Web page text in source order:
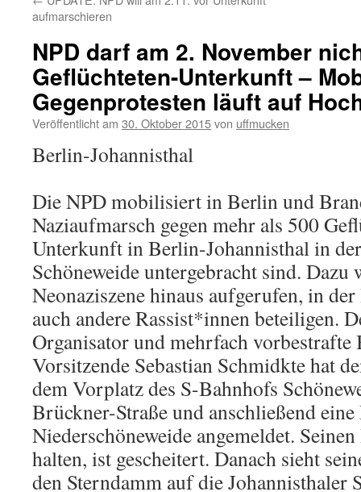
aufmarschieren
NPD darf am 2. November
Geflüchteten-Unterkunft –
Gegenprotesten läuft auf
Veröffentlicht am 30. Oktober 2015von uffmucken
Berlin-Johannisthal
Die NPD mobilisiert in Berlin und
Naziaufmarsch gegen mehr als 500
Unterkunft in Berlin-Johannisthal in
Schöneweide untergebracht sind. Dazu
Neonaziszene hinaus aufgerufen, in
auch andere Rassist*innen beteiligen.
Organisator und mehrfach
Vorsitzende Sebastian Schmidkte hat
dem Vorplatz des S-Bahnhofs
Brückner-Straße und anschließend
Niederschöneweide angemeldet.
halten, ist gescheitert. Danach sieht
den Sterndamm auf die Johannisthaler